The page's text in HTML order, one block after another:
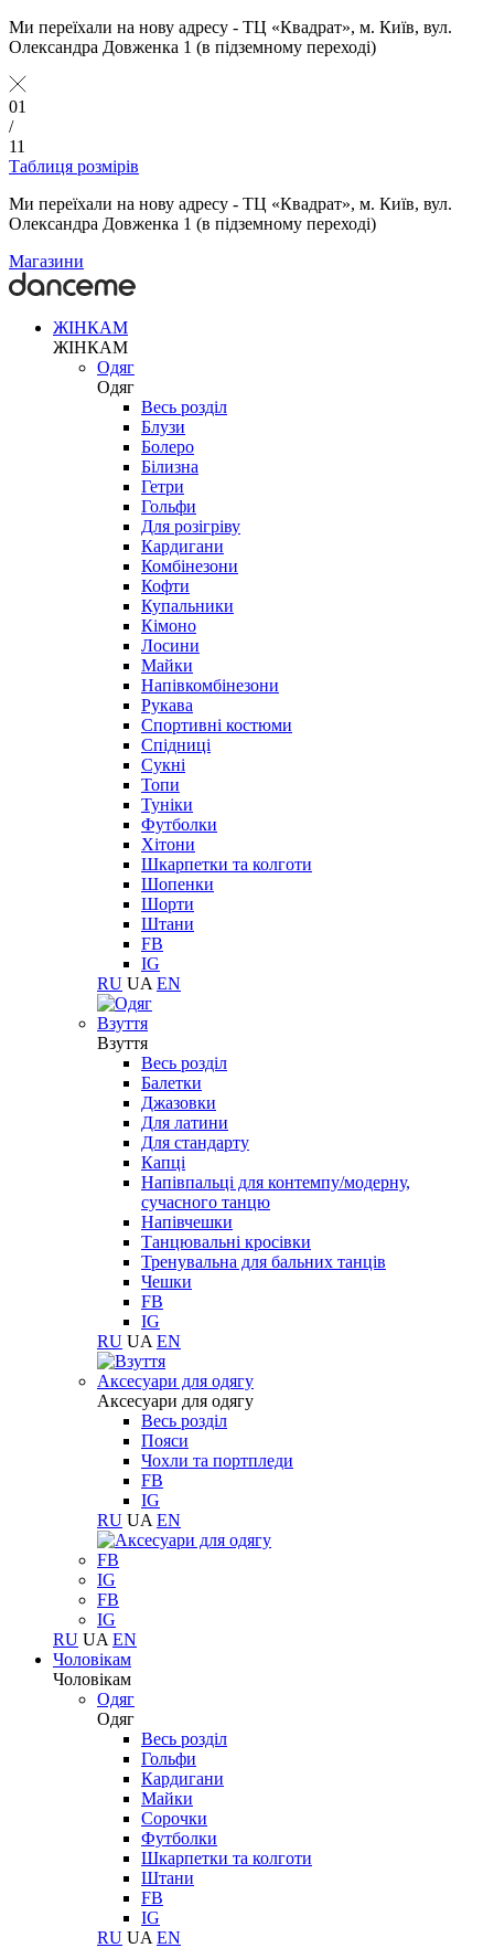
Ми переїхали на нову адресу - ТЦ «Квадрат», м. Київ, вул.
Олександра Довженка 1 (в підземному переході)
01
/
11
Таблиця розмірів
Ми переїхали на нову адресу - ТЦ «Квадрат», м. Київ, вул.
Олександра Довженка 1 (в підземному переході)
Магазини
ЖІНКАМ
ЖІНКАМ
Одяг
Одяг
Весь розділ
Блузи
Болеро
Білизна
Гетри
Гольфи
Для розігріву
Кардигани
Комбінезони
Кофти
Купальники
Кімоно
Лосини
Майки
Напівкомбінезони
Рукава
Спортивні костюми
Спідниці
Сукні
Топи
Туніки
Футболки
Хітони
Шкарпетки та колготи
Шопенки
Шорти
Штани
FB
IG
RU UA EN
Взуття
Взуття
Весь розділ
Балетки
Джазовки
Для латини
Для стандарту
Капці
Напівпальці для контемпу/модерну,
сучасного танцю
Напівчешки
Танцювальні кросівки
Тренувальна для бальних танців
Чешки
FB
IG
RU UA EN
Aксесуари для одягу
Aксесуари для одягу
Весь розділ
Пояси
Чохли та портпледи
FB
IG
RU UA EN
FB
IG
FB
IG
RU UA EN
Чоловікам
Чоловікам
Одяг
Одяг
Весь розділ
Гольфи
Кардигани
Майки
Сорочки
Футболки
Шкарпетки та колготи
Штани
FB
IG
RU UA EN